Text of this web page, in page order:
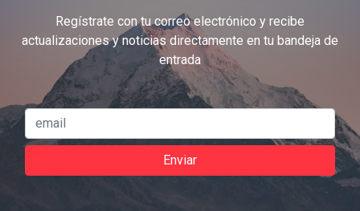
Regístrate con tu correo electrónico y recibe
actualizaciones y noticias directamente en tu bandeja de
entrada
Enviar